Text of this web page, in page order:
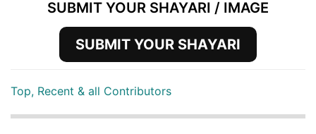
SUBMIT YOUR SHAYARI / IMAGE
SUBMIT YOUR SHAYARI
Top, Recent & all Contributors